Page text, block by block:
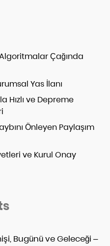
Çağında
Yas İlanı
Hızlı ve Depreme
Önleyen Paylaşım
ve Kurul Onay
Bugünü ve Geleceği –